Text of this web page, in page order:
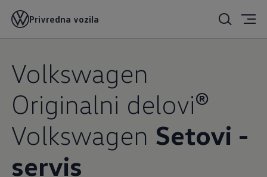
Privredna vozila
Volkswagen
Originalni delovi®
Volkswagen Setovi -
servis